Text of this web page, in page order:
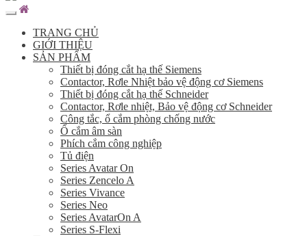
TRANG CHỦ
GIỚI THIỆU
SẢN PHẨM
Thiết bị đóng cắt hạ thế Siemens
Contactor, Rơle Nhiệt bảo vệ động cơ Siemens
Thiết bị đóng cắt hạ thế Schneider
Contactor, Rơle nhiệt, Bảo vệ động cơ Schneider
Công tắc, ổ cắm phòng chống nước
Ổ cắm âm sàn
Phích cắm công nghiệp
Tủ điện
Series Avatar On
Series Zencelo A
Series Vivance
Series Neo
Series AvatarOn A
Series S-Flexi